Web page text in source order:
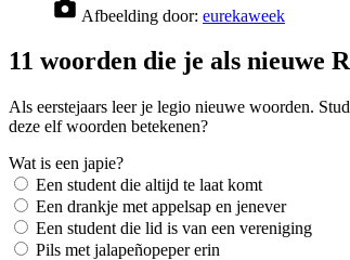
Afbeelding door: eurekaweek
11 woorden die je als nieuwe
Als eerstejaars leer je legio nieuwe woorden.
deze elf woorden betekenen?
Wat is een japie?
Een student die altijd te laat komt
Een drankje met appelsap en jenever
Een student die lid is van een vereniging
Pils met jalapeñopeper erin